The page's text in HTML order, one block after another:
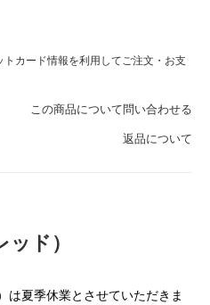
カード情報を利用してご注文・お支
この商品について問い合わせる
返品について
ド）
は夏季休業とさせていただきま